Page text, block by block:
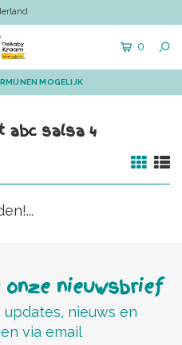
0
MOGELIJK
abc salsa 4
nieuwsbrief
nieuws en
via email